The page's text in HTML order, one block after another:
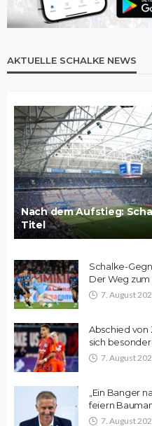
AKTUELLE SCHALKE NEWS
Nach dem Aufstieg:
Titel
Schalke-
Der Weg
7. August
Abschied von
sich
7. August
„Ein Banger
feiern
7. August